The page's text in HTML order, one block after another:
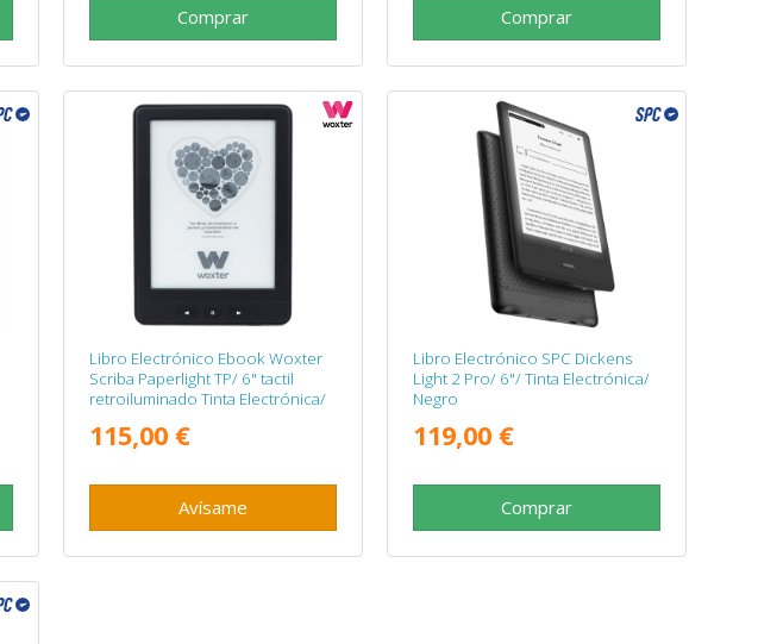
Comprar Comprar
Libro Electrónico Ebook Woxter
Scriba Paperlight TP/ 6" tactil
retroiluminado Tinta Electrónica/
115,00 €
Avísame
Libro Electrónico SPC Dickens
Light 2 Pro/ 6"/ Tinta Electrónica/
Negro
119,00 €
Comprar